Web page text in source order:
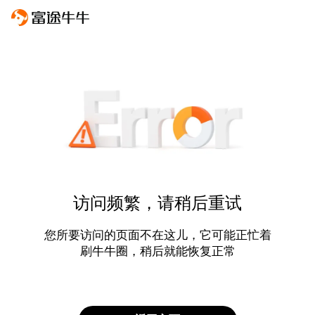
访问频繁，请稍后重试
您所要访问的页面不在这儿，它可能正忙着
刷牛牛圈，稍后就能恢复正常